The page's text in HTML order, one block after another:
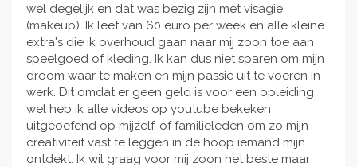
wel degelijk en dat was bezig zijn met visagie
(makeup). Ik leef van 60 euro per week en alle kleine
extra's die ik overhoud gaan naar mij zoon toe aan
speelgoed of kleding. Ik kan dus niet sparen om mijn
droom waar te maken en mijn passie uit te voeren in
werk. Dit omdat er geen geld is voor een opleiding
wel heb ik alle videos op youtube bekeken
uitgeoefend op mijzelf, of familieleden om zo mijn
creativiteit vast te leggen in de hoop iemand mijn
ontdekt. Ik wil graag voor mij zoon het beste maar